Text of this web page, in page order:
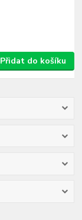
Přidat do košíku